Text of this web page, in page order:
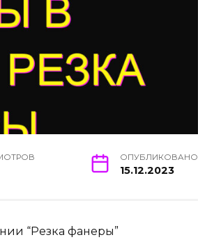
ОПУБЛИКОВАНО
15.12.2023
“Резка фанеры”